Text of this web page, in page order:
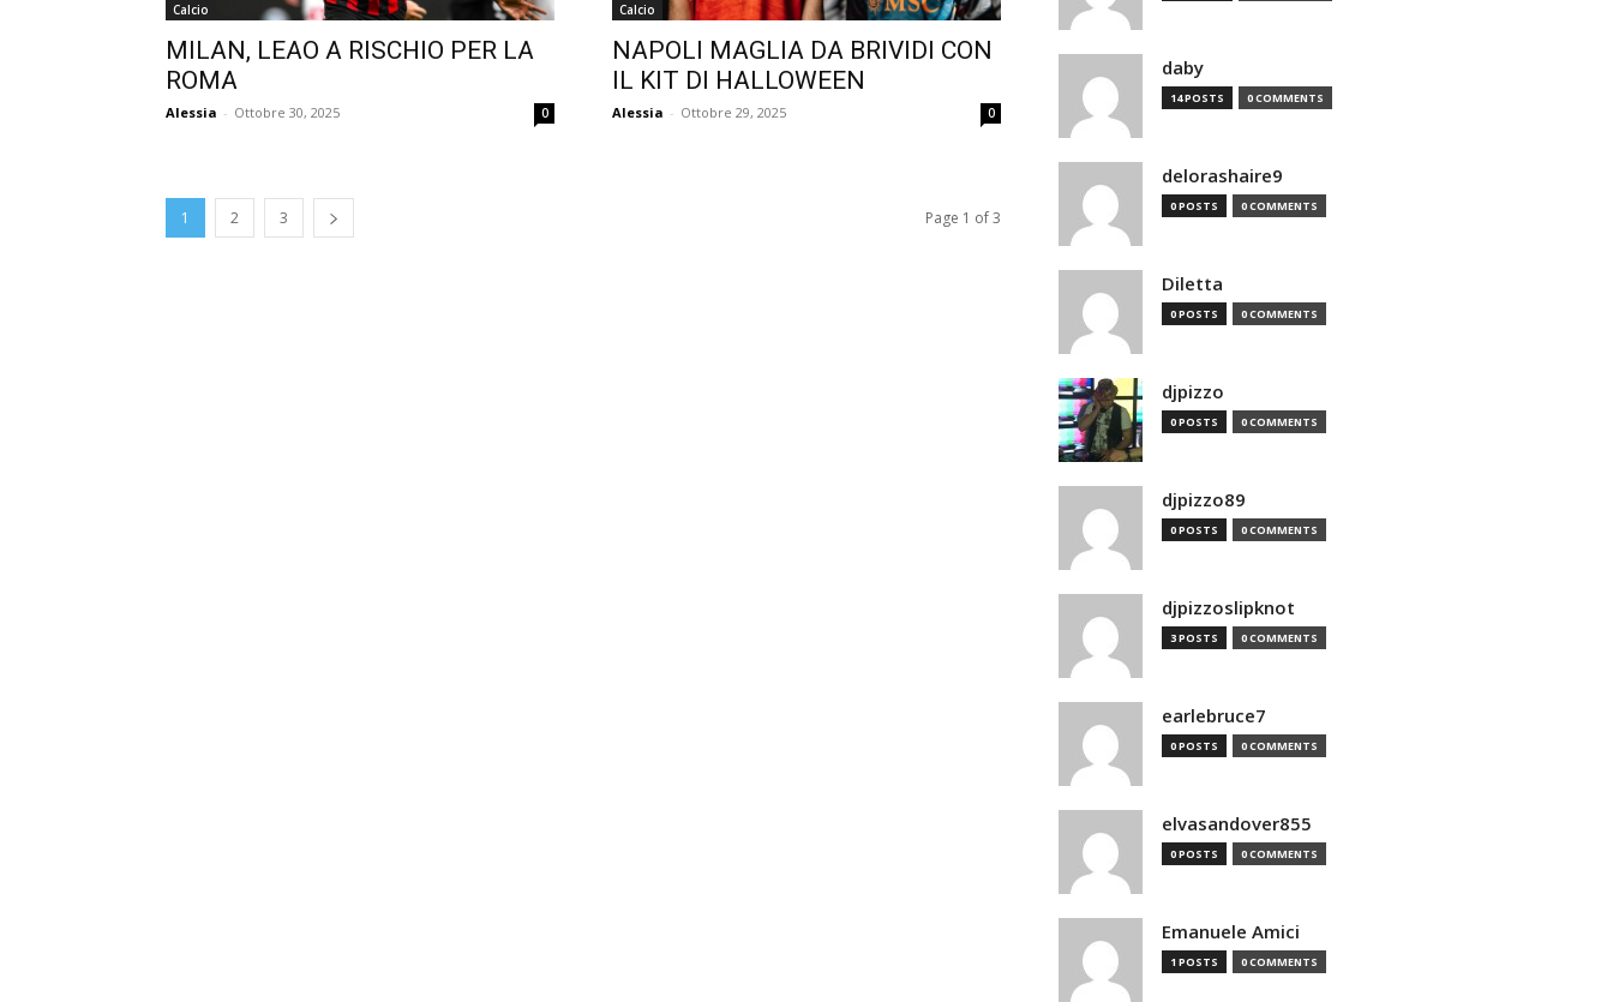
Calcio
MILAN, LEAO A RISCHIO PER LA
ROMA
Alessia - Ottobre 30, 2025 0
Calcio
NAPOLI MAGLIA DA BRIVIDI CON
IL KIT DI HALLOWEEN
Alessia - Ottobre 29, 2025 0
1 2 3 Page 1 of 3
daby
14 POSTS 0 COMMENTS
delorashaire9
0 POSTS 0 COMMENTS
Diletta
0 POSTS 0 COMMENTS
djpizzo
0 POSTS 0 COMMENTS
djpizzo89
0 POSTS 0 COMMENTS
djpizzoslipknot
3 POSTS 0 COMMENTS
earlebruce7
0 POSTS 0 COMMENTS
elvasandover855
0 POSTS 0 COMMENTS
Emanuele Amici
1 POSTS 0 COMMENTS